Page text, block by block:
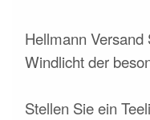
Hellmann
Windlicht der
Stellen Sie ein